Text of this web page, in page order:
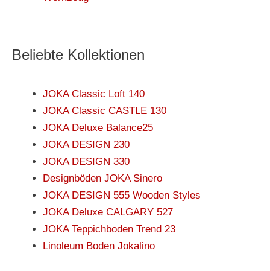
Beliebte Kollektionen
JOKA Classic Loft 140
JOKA Classic CASTLE 130
JOKA Deluxe Balance25
JOKA DESIGN 230
JOKA DESIGN 330
Designböden JOKA Sinero
JOKA DESIGN 555 Wooden Styles
JOKA Deluxe CALGARY 527
JOKA Teppichboden Trend 23
Linoleum Boden Jokalino